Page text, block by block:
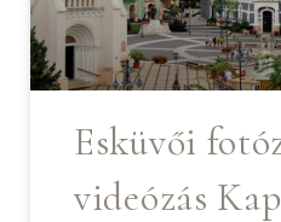
Esküvői
videózás